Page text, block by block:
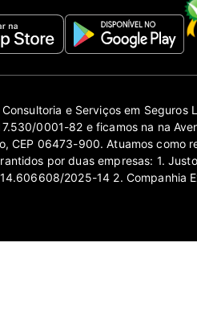
e Serviços em
0001-82 e ficamos na na
CEP 06473-900. Atuamos como
por duas empresas: 1.
2025-14 2. Companhia